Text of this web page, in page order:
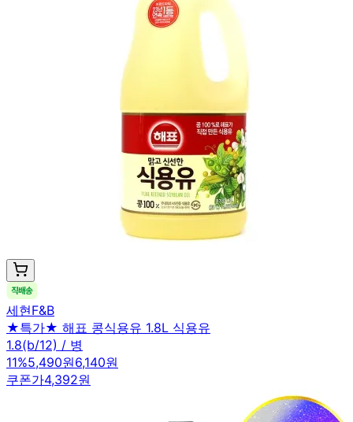
세현F&B
★특가★ 해표 콩식용유 1.8L 식용유
1.8(b/12) / 병
11%5,490원6,140원
쿠폰가4,392원